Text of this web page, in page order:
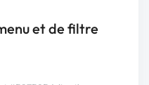
et de filtre